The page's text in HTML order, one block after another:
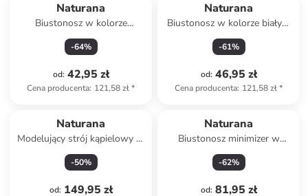
Naturana
Biustonosz w kolorze
granatowym
-64%
od: 42,95 zł
Cena producenta: 121,58 zł*
Naturana
Biustonosz w kolorze białym
do karmienia
-61%
od: 46,95 zł
Cena producenta: 121,58 zł*
Naturana
Modelujący strój kąpielowy ze
wzorem
-50%
od: 149,95 zł
Naturana
Biustonosz minimizer w
kolorze czarnym
-62%
od: 81,95 zł